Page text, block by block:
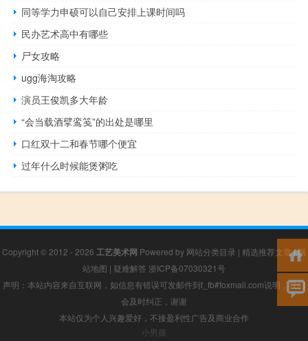
同等学力申硕可以自己安排上课时间吗
民办艺术高中有哪些
尸女攻略
ugg海淘攻略
演员王俊凯多大年龄
“会当载酒擘鸾笺”的出处是哪里
口红双十二和春节哪个便宜
过年什么时候能煲粥吃
Copyright © 2012 - 2026 工艺美术网 Powered by 网站分类目录 | 精选推荐文章|网
站地图 | 疑难解答 浙ICP备07030321号
声明：本站内容来自互联网，如信息有错误可发邮件到f_fb#foxmail.com说明，我们
会及时纠正，谢谢
本站仅为个人兴趣爱好，不接盈利性广告及商业合作
小男孩